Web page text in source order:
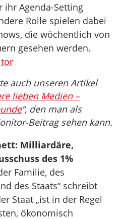
ihr Agenda-Setting
Rolle spielen dabei
die wöchentlich von
gesehen werden.
auch unseren Artikel
lieben Medien –
“, den man als
Beitrag sehen kann.
Milliardäre,
des 1%
Familie, des
des Staats“ schreibt
Staat „ist in der Regel
ökonomisch